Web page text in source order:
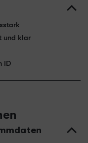
und klar
ID